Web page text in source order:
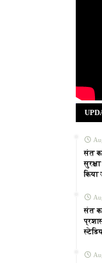
संत
संत